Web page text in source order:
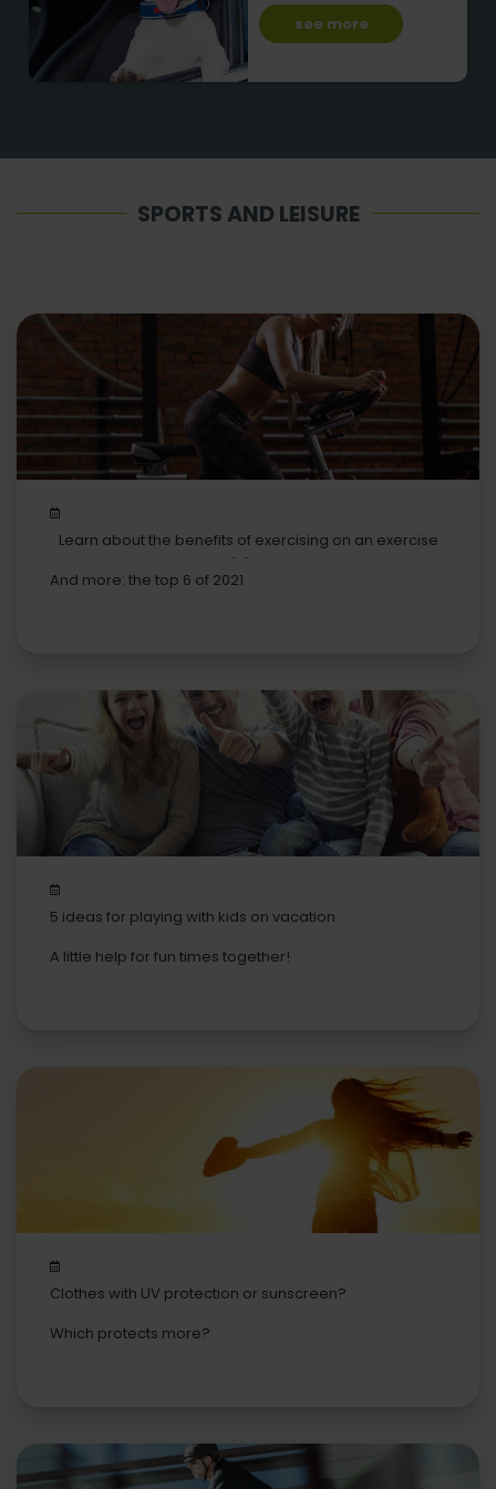
see more
SPORTS AND LEISURE
Learn about the benefits of exercising on an exercise
bike
And more: the top 6 of 2021
5 ideas for playing with kids on vacation
A little help for fun times together!
Clothes with UV protection or sunscreen?
Which protects more?